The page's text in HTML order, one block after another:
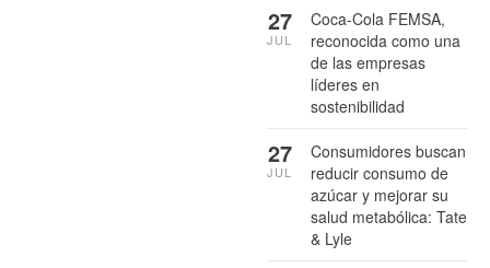
Coca-Cola FEMSA,
reconocida como una
de las empresas
líderes en
sostenibilidad
27
JUL
Consumidores buscan
reducir consumo de
azúcar y mejorar su
salud metabólica: Tate
& Lyle
27
JUL